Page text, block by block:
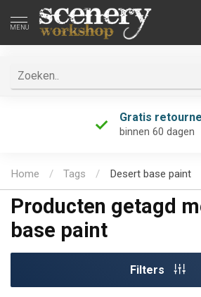
MENU
Gratis
binnen 60 dagen
Home / Tags / Desert base paint
Producten getagd
base paint
Filters